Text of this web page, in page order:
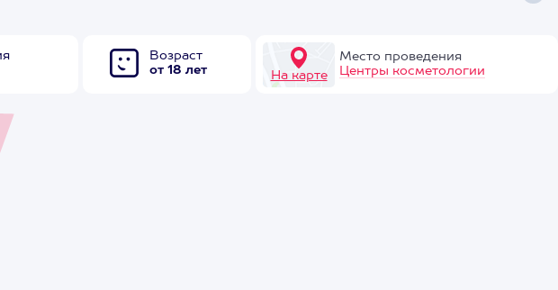
Возраст
от 18 лет
На карте
Место проведения
Центры косметологии